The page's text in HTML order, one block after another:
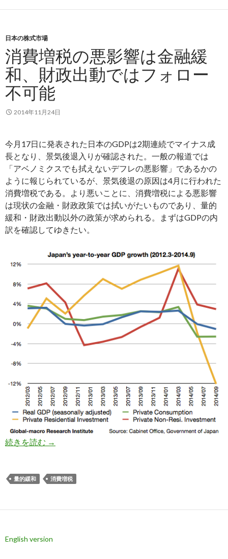
日本の株式市場
消費増税の悪影響は金融緩
和、財政出動ではフォロー
不可能
2014年11月24日
今月17日に発表された日本のGDPは2期連続でマイナス成
長となり、景気後退入りが確認された。一般の報道では
「アベノミクスでも拭えないデフレの悪影響」であるかの
ように報じられているが、景気後退の原因は4月に行われた
消費増税である。より悪いことに、消費増税による悪影響
は現状の金融・財政政策では拭いがたいものであり、量的
緩和・財政出動以外の政策が求められる。まずはGDPの内
訳を確認してゆきたい。
続きを読む 消費増税の悪影響は金融緩和、財政出動ではフ
→
量的緩和 消費増税
English version